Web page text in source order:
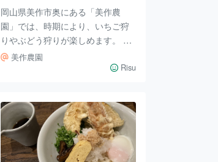
岡山県美作市奥にある「美作農
園」では、時期により、いちご狩
りやぶどう狩りが楽しめます。 予
約はネットからも簡単にできます
よ。駐車場も広いので安心です。
どうのＵＦＯキャッチャーもあっ
てちょっとびっくり！ その他、ジ
ャムや大福、焼き菓子などのお土
産などもあり果物のお土産以外も
美作農園
Risu